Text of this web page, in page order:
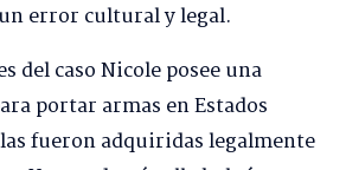
error cultural y legal.
del caso Nicole posee una
portar armas en Estados
fueron adquiridas legalmente